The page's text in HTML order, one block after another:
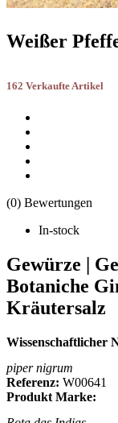
Weißer
162 Verkaufte Artikel
(0) Bewertungen
In-stock
Gewürze |
Botaniche
Kräutersalz
Wissenschaftlicher
piper nigrum
Referenz: W00641
Produkt Marke: